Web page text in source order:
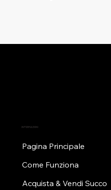
INFORMAZIONI
Pagina Principale
Come Funziona
Acquista & Vendi Succo